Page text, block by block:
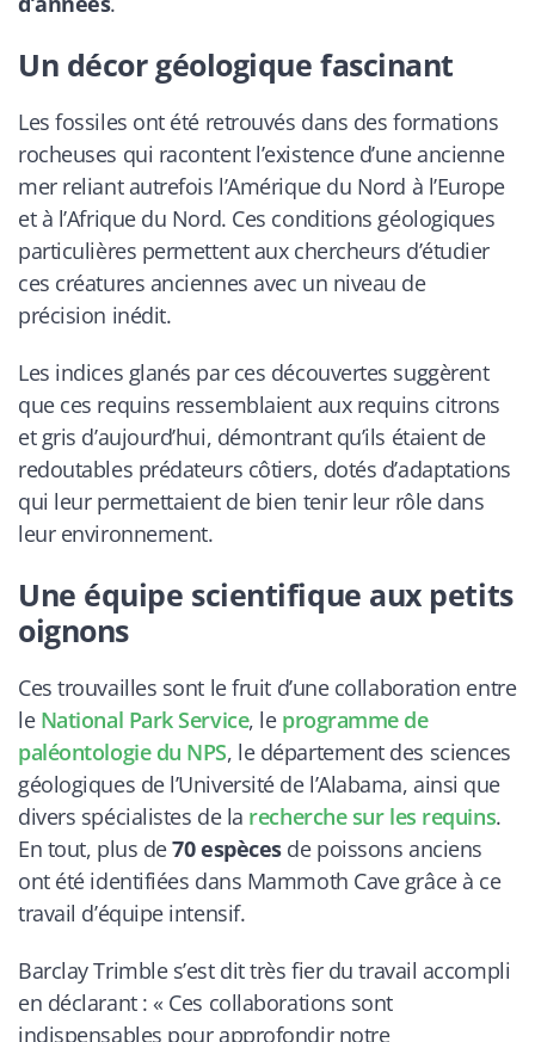
Un décor géologique fascinant
Les fossiles ont été retrouvés dans des formations
rocheuses qui racontent l’existence d’une ancienne
mer reliant autrefois l’Amérique du Nord à l’Europe
et à l’Afrique du Nord. Ces conditions géologiques
particulières permettent aux chercheurs d’étudier
ces créatures anciennes avec un niveau de
précision inédit.
Les indices glanés par ces découvertes suggèrent
que ces requins ressemblaient aux requins citrons
et gris d’aujourd’hui, démontrant qu’ils étaient de
redoutables prédateurs côtiers, dotés d’adaptations
qui leur permettaient de bien tenir leur rôle dans
leur environnement.
Une équipe scientifique aux petits
oignons
Ces trouvailles sont le fruit d’une collaboration entre
le National Park Service, le programme de
paléontologie du NPS, le département des sciences
géologiques de l’Université de l’Alabama, ainsi que
divers spécialistes de la recherche sur les requins.
En tout, plus de70 espècesde poissons anciens
ont été identifiées dans Mammoth Cave grâce à ce
travail d’équipe intensif.
Barclay Trimble s’est dit très fier du travail accompli
en déclarant : « Ces collaborations sont
indispensables pour approfondir notre